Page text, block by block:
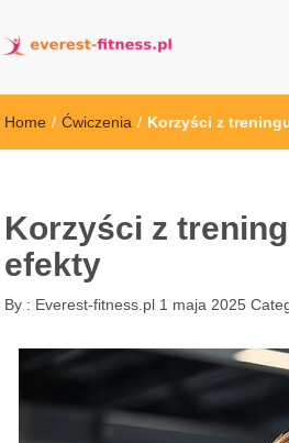
Home / Ćwiczenia / Korzyści z
Korzyści z
efekty
By : Everest-fitness.pl 1 maja 2025